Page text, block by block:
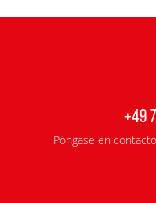
+49
Póngase en